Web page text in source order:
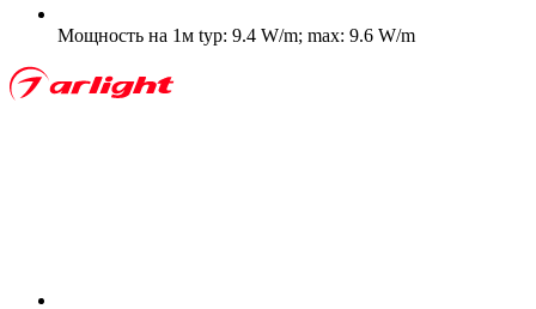
Мощность на 1м typ: 9.4 W/m; max: 9.6 W/m